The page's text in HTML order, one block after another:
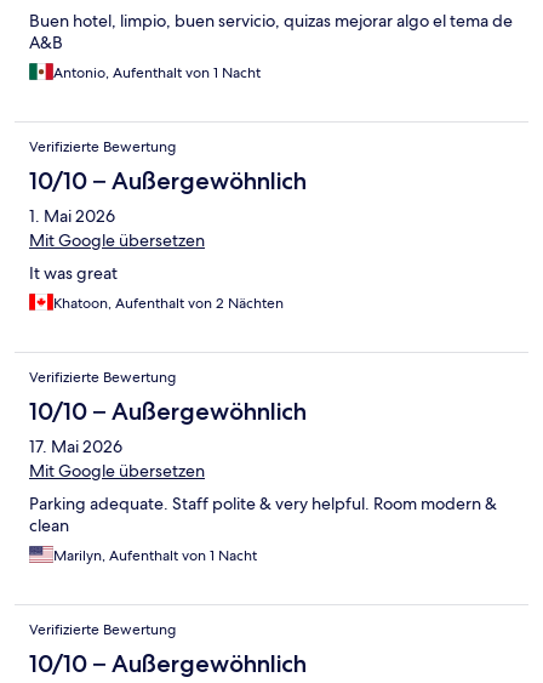
Buen hotel, limpio, buen servicio, quizas mejorar algo el tema de
A&B
Antonio, Aufenthalt von 1 Nacht
Verifizierte Bewertung
10/10 – Außergewöhnlich
1. Mai 2026
Mit Google übersetzen
It was great
Khatoon, Aufenthalt von 2 Nächten
Verifizierte Bewertung
10/10 – Außergewöhnlich
17. Mai 2026
Mit Google übersetzen
Parking adequate. Staff polite & very helpful. Room modern &
clean
Marilyn, Aufenthalt von 1 Nacht
Verifizierte Bewertung
10/10 – Außergewöhnlich